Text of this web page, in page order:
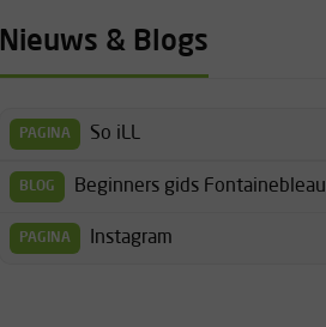
Nieuws & Blogs
PAGINA So iLL
BLOG Beginners gids Fontainebleau
PAGINA Instagram